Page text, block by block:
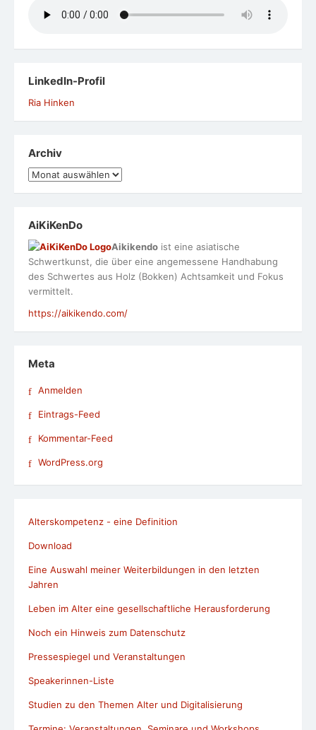
LinkedIn-Profil
Ria Hinken
Archiv
Archiv
AiKiKenDo
Aikikendo ist eine asiatische
Schwertkunst, die über eine angemessene Handhabung
des Schwertes aus Holz (Bokken) Achtsamkeit und Fokus
vermittelt.
https://aikikendo.com/
Meta
Anmelden
Eintrags-Feed
Kommentar-Feed
WordPress.org
Alterskompetenz - eine Definition
Download
Eine Auswahl meiner Weiterbildungen in den letzten
Jahren
Leben im Alter eine gesellschaftliche Herausforderung
Noch ein Hinweis zum Datenschutz
Pressespiegel und Veranstaltungen
Speakerinnen-Liste
Studien zu den Themen Alter und Digitalisierung